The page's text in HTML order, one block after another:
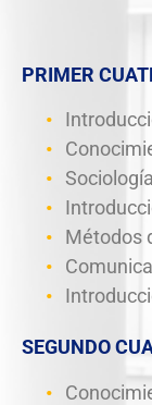
PRIMER
Métodos
SEGUNDO